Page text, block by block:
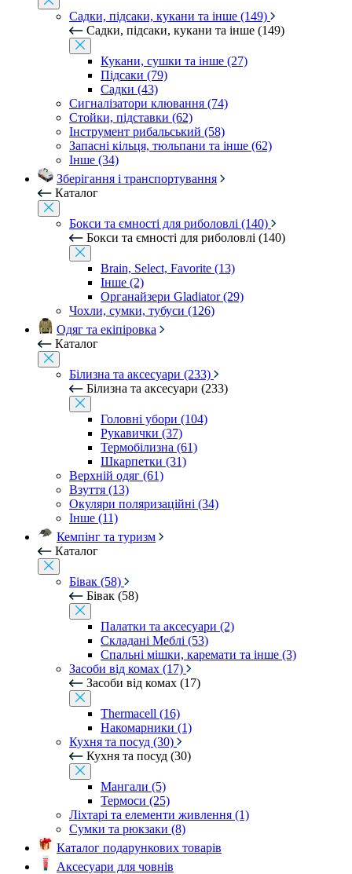
Садки, підсаки, кукани та інше (149)
Садки, підсаки, кукани та інше (149)
Кукани, сушки та інше (27)
Підсаки (79)
Садки (43)
Сигналізатори клювання (74)
Стойки, підставки (62)
Інструмент рибальський (58)
Запасні кільця, тюльпани та інше (62)
Інше (34)
Зберігання і транспортування
Каталог
Бокси та ємності для риболовлі (140)
Бокси та ємності для риболовлі (140)
Brain, Select, Favorite (13)
Інше (2)
Органайзери Gladiator (29)
Чохли, сумки, тубуси (126)
Одяг та екіпіровка
Каталог
Білизна та аксесуари (233)
Білизна та аксесуари (233)
Головні убори (104)
Рукавички (37)
Термобілизна (61)
Шкарпетки (31)
Верхній одяг (61)
Взуття (13)
Окуляри поляризаційні (34)
Інше (11)
Кемпінг та туризм
Каталог
Бівак (58)
Бівак (58)
Палатки та аксесуари (2)
Складані Меблі (53)
Спальні мішки, каремати та інше (3)
Засоби від комах (17)
Засоби від комах (17)
Thermacell (16)
Накомарники (1)
Кухня та посуд (30)
Кухня та посуд (30)
Мангали (5)
Термоси (25)
Ліхтарі та елементи живлення (1)
Сумки та рюкзаки (8)
Каталог подарункових товарів
Аксесуари для човнів